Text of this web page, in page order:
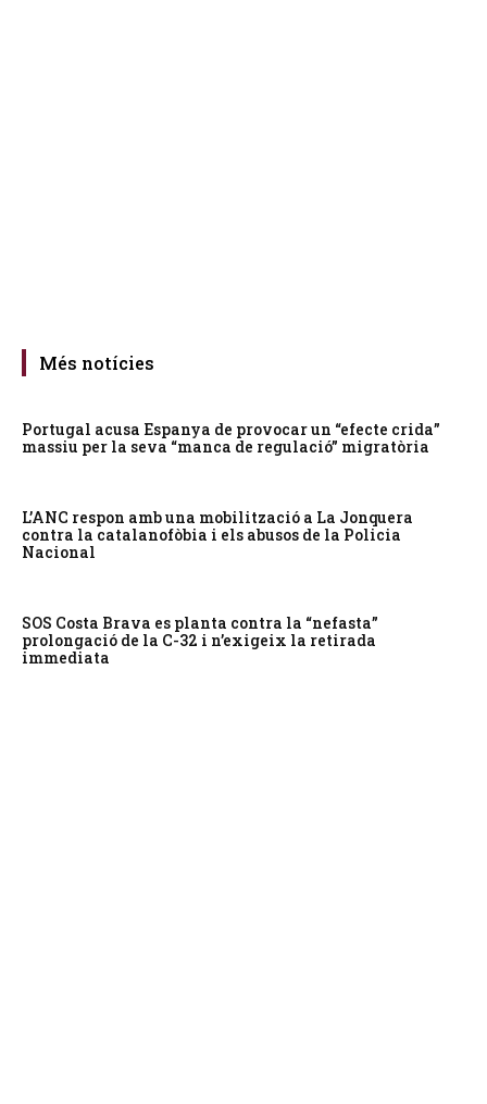
Més notícies
Portugal acusa Espanya de provocar un “efecte crida”
massiu per la seva “manca de regulació” migratòria
L’ANC respon amb una mobilització a La Jonquera
contra la catalanofòbia i els abusos de la Policia
Nacional
SOS Costa Brava es planta contra la “nefasta”
prolongació de la C-32 i n’exigeix la retirada
immediata